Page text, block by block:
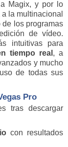
Magix, y por lo
la multinacional
los programas
de vídeo.
intuitivas para
tiempo real , a
y mucho
de todas sus
Pro
tras descargar
con resultados